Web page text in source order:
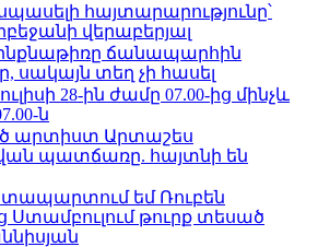
հայտարարությունը՝
վերաբերյալ
ինքնաթիռը ճանապարհին
սակայն տեղ չի հասել
28-ին ժամը 07.00-ից մինչև
ն
արտիստ Արտաշես
պատճառը. հայտնի են
եմ Ռուբեն
Ստամբուլում թուրք տեսած